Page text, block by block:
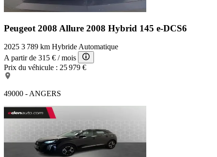
Peugeot 2008 Allure 2008 Hybrid 145 e-DCS6
2025 3 789 km HybrideAutomatique
A partir de 315 € / mois
Prix du véhicule : 25 979 €
49000 - ANGERS